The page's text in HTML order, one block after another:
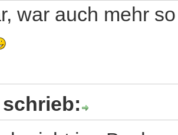
war auch mehr